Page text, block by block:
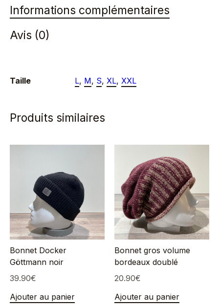
Informations complémentaires
Avis (0)
Taille L, M, S, XL, XXL
Produits similaires
Bonnet Docker
Göttmann noir
39.90€
Ajouter au panier
Bonnet gros volume
bordeaux doublé
20.90€
Ajouter au panier